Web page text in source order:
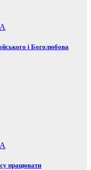
і Боголюбова
працювати